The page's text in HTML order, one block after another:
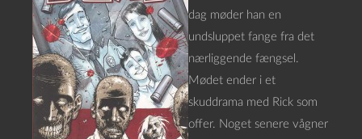
dag møder han en
undsluppet fange fra det
nærliggende fængsel.
Mødet ender i et
skuddrama med Rick som
offer. Noget senere vågner